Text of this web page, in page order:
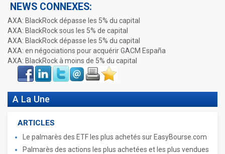
NEWS CONNEXES:
AXA: BlackRock dépasse les 5% du capital
AXA: BlackRock sous les 5% de capital
AXA: BlackRock dépasse les 5% du capital
AXA: en négociations pour acquérir GACM España
AXA: BlackRock à moins de 5% du capital
Face
book
LinkIn Twitter Envoyer ImprimerFavoris
A La Une
ARTICLES
Le palmarès des ETF les plus achetés sur EasyBourse.com
Palmarès des actions les plus achetées et les plus vendues